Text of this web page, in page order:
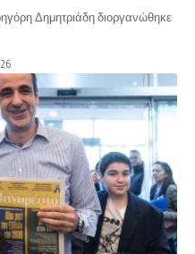
Δημητριάδη διοργανώθηκε